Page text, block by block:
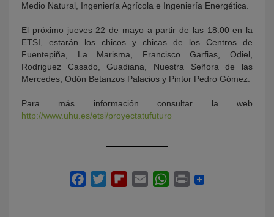
Medio Natural, Ingeniería Agrícola e Ingeniería Energética.
El próximo jueves 22 de mayo a partir de las 18:00 en la
ETSI, estarán los chicos y chicas de los Centros de
Fuentepiña, La Marisma, Francisco Garfias, Odiel,
Rodriguez Casado, Guadiana, Nuestra Señora de las
Mercedes, Odón Betanzos Palacios y Pintor Pedro Gómez.
Para más información consultar la web
http://www.uhu.es/etsi/proyectatufuturo